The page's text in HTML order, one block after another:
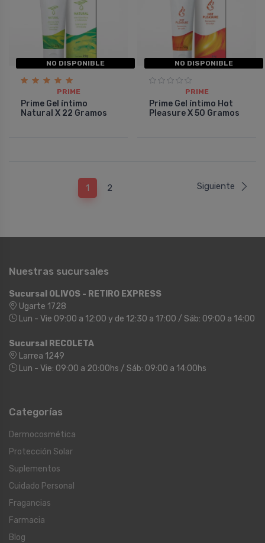
NO DISPONIBLE
PRIME
Prime Gel íntimo
Natural X 22 Gramos
NO DISPONIBLE
PRIME
Prime Gel íntimo Hot
Pleasure X 50 Gramos
1 2 Siguiente
Nuestras sucursales
Sucursal OLIVOS - RETIRO EXPRESS
Ugarte 1728
Lun - Vie 09:00 a 12:00 y de 12:30 a 17:00 / Sáb: 09:00 a 14:00
Sucursal RECOLETA
Larrea 1249
Lun - Vie: 09:00 a 20:00hs / Sáb: 09:00 a 14:00hs
Categorías
Dermocosmética
Protección Solar
Suplementos
Cuidado Personal
Fragancias
Farmacia
Blog